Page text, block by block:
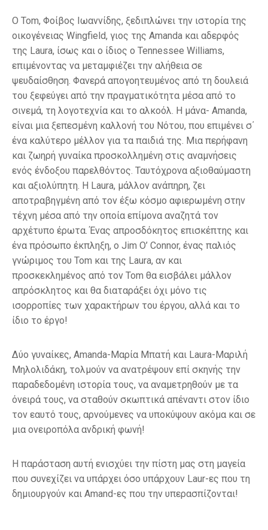
Ο Tom, Φοίβος Ιωαννίδης, ξεδιπλώνει την ιστορία της
οικογένειας Wingfield, γιος της Amanda και αδερφός
της Laura, ίσως και ο ίδιος ο Tennessee Williams,
επιμένοντας να μεταμφιέζει την αλήθεια σε
ψευδαίσθηση. Φανερά απογοητευμένος από τη δουλειά
του ξεφεύγει από την πραγματικότητα μέσα από το
σινεμά, τη λογοτεχνία και το αλκοόλ. Η μάνα- Amanda,
είναι μια ξεπεσμένη καλλονή του Νότου, που επιμένει σ΄
ένα καλύτερο μέλλον για τα παιδιά της. Μια περήφανη
και ζωηρή γυναίκα προσκολλημένη στις αναμνήσεις
ενός ένδοξου παρελθόντος. Ταυτόχρονα αξιοθαύμαστη
και αξιολύπητη. Η Laura, μάλλον ανάπηρη, ζει
αποτραβηγμένη από τον έξω κόσμο αφιερωμένη στην
τέχνη μέσα από την οποία επίμονα αναζητά τον
αρχέτυπο έρωτα. Ένας απροσδόκητος επισκέπτης και
ένα πρόσωπο έκπληξη, ο Jim O’ Connor, ένας παλιός
γνώριμος του Tom και της Laura, αν και
προσκεκλημένος από τον Tom θα εισβάλει μάλλον
απρόσκλητος και θα διαταράξει όχι μόνο τις
ισορροπίες των χαρακτήρων του έργου, αλλά και το
ίδιο το έργο!
Δύο γυναίκες, Amanda-Μαρία Μπατή και Laura-Μαριλή
Μηλολιδάκη, τολμούν να ανατρέψουν επί σκηνής την
παραδεδομένη ιστορία τους, να αναμετρηθούν με τα
όνειρά τους, να σταθούν σκωπτικά απέναντι στον ίδιο
τον εαυτό τους, αρνούμενες να υποκύψουν ακόμα και σε
μια ονειροπόλα ανδρική φωνή!
Η παράσταση αυτή ενισχύει την πίστη μας στη μαγεία
που συνεχίζει να υπάρχει όσο υπάρχουν Laur-ες που τη
δημιουργούν και Amand-ες που την υπερασπίζονται!